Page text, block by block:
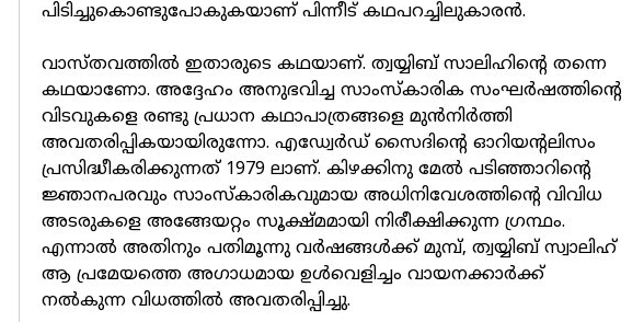
പിടിച്ചുകൊണ്ടുപോകുകയാണ് പിന്നീട് കഥപറച്ചിലുകാരൻ.
വാസ്തവത്തിൽ ഇതാരുടെ കഥയാണ്. ത്വയ്യിബ് സാലിഹിന്റെ തന്നെ
കഥയാണോ. അദ്ദേഹം അനുഭവിച്ച സാംസ്‌കാരിക സംഘർഷത്തിന്റെ
വിടവുകളെ രണ്ടു പ്രധാന കഥാപാത്രങ്ങളെ മുൻനിർത്തി
അവതരിപ്പികയായിരുന്നോ. എഡ്വേർഡ് സൈദിന്റെ ഓറിയന്റലിസം
പ്രസിദ്ധീകരിക്കുന്നത് 1979 ലാണ്. കിഴക്കിനു മേൽ പടിഞ്ഞാറിന്റെ
ജ്ഞാനപരവും സാംസ്കാരികവുമായ അധിനിവേശത്തിന്റെ വിവിധ
അടരുകളെ അങ്ങേയറ്റം സൂക്ഷ്മമായി നിരീക്ഷിക്കുന്ന ഗ്രന്ഥം.
എന്നാൽ അതിനും പതിമൂന്നു വർഷങ്ങൾക്ക് മുമ്പ്, ത്വയ്യിബ് സ്വാലിഹ്
ആ പ്രമേയത്തെ അഗാധമായ ഉൾവെളിച്ചം വായനക്കാർക്ക്
നൽകുന്ന വിധത്തിൽ അവതരിപ്പിച്ചു.